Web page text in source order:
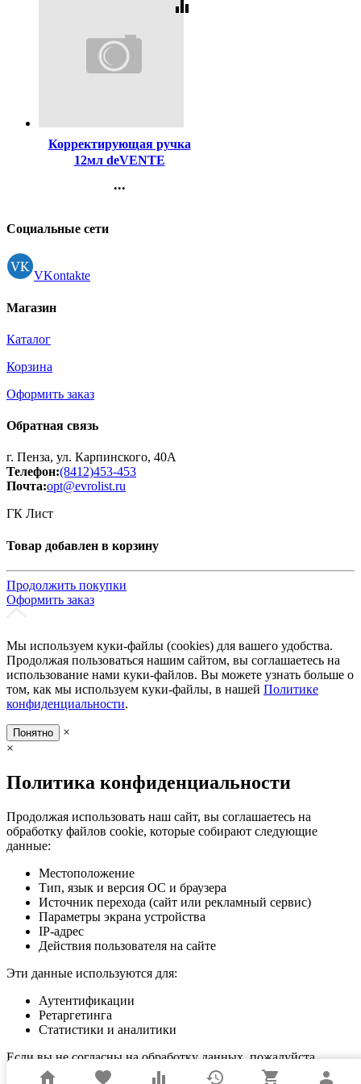
equalizer
Корректирующая ручка
12мл deVENTE
наконечник арт.4061109
...
Регистрация
Социальные сети
VKontakte
Магазин
Каталог
Корзина
Оформить заказ
Обратная связь
г. Пенза, ул. Карпинского, 40А
Телефон:(8412)453-453
Почта:opt@evrolist.ru
ГК Лист
Товар добавлен в корзину
Продолжить покупки
Оформить заказ
home favorite equalizer history shopping_cart person
Мы используем куки-файлы (cookies) для вашего удобства.
Продолжая пользоваться нашим сайтом, вы соглашаетесь на
использование нами куки-файлов. Вы можете узнать больше о
том, как мы используем куки-файлы, в нашей Политике
конфиденциальности.
Понятно
×
×
Политика конфиденциальности
Продолжая использовать наш сайт, вы соглашаетесь на
обработку файлов cookie, которые собирают следующие
данные:
Местоположение
Тип, язык и версия ОС и браузера
Источник перехода (сайт или рекламный сервис)
Параметры экрана устройства
IP-адрес
Действия пользователя на сайте
Эти данные используются для:
Аутентификации
Ретаргетинга
Статистики и аналитики
Если вы не согласны на обработку данных, пожалуйста,
покиньте сайт.